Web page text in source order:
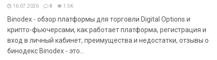
16.07.2026 0 1.5K
Binodex - обзор платформы для торговли Digital Options и
крипто-фьючерсами, как работает платформа, регистрация и
вход в личный кабинет, преимущества и недостатки, отзывы о
бинодекс Binodex - это...